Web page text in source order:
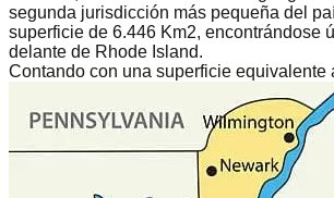
segunda jurisdicción más pequeña del
superficie de 6.446 Km2, encontrándose
delante de Rhode Island.
Contando con una superficie equivalente